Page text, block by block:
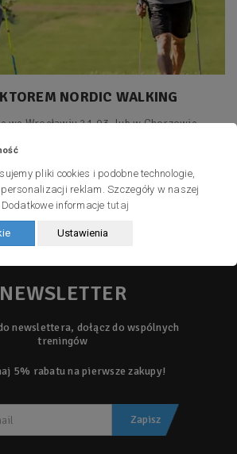
NORDIC WALKING
we Wrocławiu 21.03. lub w Chorzowie
Czytaj więcej
NEWSLETTER
newslettera, dołącz do wspólnych
treningów
5% rabatu na pierwsze zakupy!
Zapisz
pliki cookies i podobne technologie,
personalizacji reklam. Szczegóły w naszej
. Dodatkowe informacje tutaj
Ustawienia